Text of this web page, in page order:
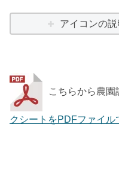
アイコンの
こちらから農
クシートをPDFファイル